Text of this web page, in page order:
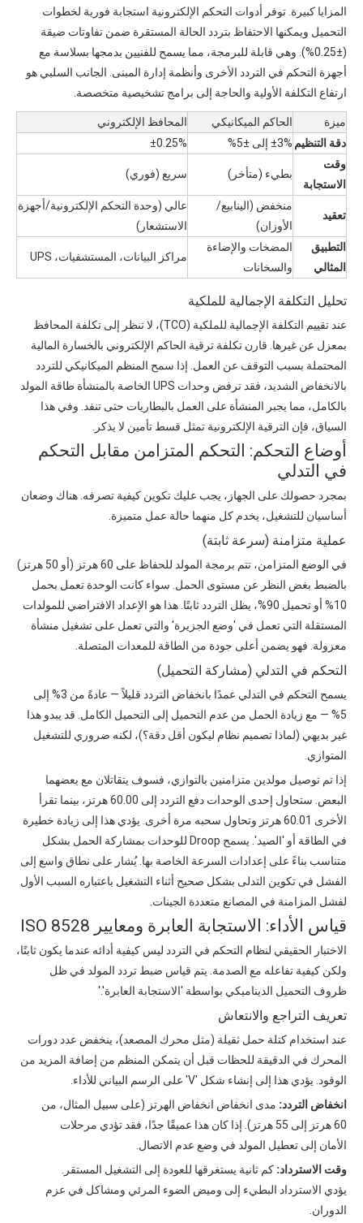
المزايا كبيرة. توفر أدوات التحكم الإلكترونية استجابة فورية لخطوات
التحميل ويمكنها الاحتفاظ بتردد الحالة المستقرة ضمن تفاوتات ضيقة
(±0.25%). وهي قابلة للبرمجة، مما يسمح للفنيين بدمجها بسلاسة مع
أجهزة التحكم في التردد الأخرى وأنظمة إدارة المبنى. الجانب السلبي هو
ارتفاع التكلفة الأولية والحاجة إلى برامج تشخيصية متخصصة.
ميزة الحاكم الميكانيكي
المحافظ الإلكتروني
دقة التنظيم ±3% إلى ±5%
±0.25%
وقت
الاستجابة
بطيء (متأخر) سريع (فوري)
تعقيد
منخفض (الينابيع/
الأوزان)
عالي (وحدة التحكم الإلكترونية/أجهزة
الاستشعار)
التطبيق
المثالي
المضخات والإضاءة
والسخانات
مراكز البيانات، المستشفيات، UPS
تحليل التكلفة الإجمالية للملكية
عند تقييم التكلفة الإجمالية للملكية (TCO)، لا تنظر إلى تكلفة المحافظ
بمعزل عن غيرها. قارن تكلفة ترقية الحاكم الإلكتروني بالخسارة المالية
المحتملة بسبب التوقف عن العمل. إذا سمح المنظم الميكانيكي للتردد
بالانخفاض الشديد، فقد ترفض وحدات UPS الخاصة بالمنشأة طاقة المولد
بالكامل، مما يجبر المنشأة على العمل بالبطاريات حتى تنفد. وفي هذا
السياق، فإن الترقية الإلكترونية تمثل قسط تأمين لا يذكر.
أوضاع التحكم: التحكم المتزامن مقابل التحكم
في التدلي
بمجرد حصولك على الجهاز، يجب عليك تكوين كيفية تصرفه. هناك وضعان
أساسيان للتشغيل، يخدم كل منهما حالة عمل متميزة.
عملية متزامنة (سرعة ثابتة)
في الوضع المتزامن، تتم برمجة المولد للحفاظ على 60 هرتز (أو 50 هرتز)
بالضبط بغض النظر عن مستوى الحمل. سواء كانت الوحدة تعمل بحمل
10% أو تحميل 90%، يظل التردد ثابتًا. هذا هو الإعداد الافتراضي للمولدات
المستقلة التي تعمل في 'وضع الجزيرة' والتي تعمل على تشغيل منشأة
معزولة. فهو يضمن أعلى جودة من الطاقة للمعدات المتصلة.
التحكم في التدلي (مشاركة التحميل)
يسمح التحكم في التدلي عمدًا بانخفاض التردد قليلاً — عادةً من 3% إلى
5% — مع زيادة الحمل من عدم التحميل إلى التحميل الكامل. قد يبدو هذا
غير بديهي (لماذا تصميم نظام ليكون أقل دقة؟)، لكنه ضروري للتشغيل
المتوازي.
إذا تم توصيل مولدين متزامنين بالتوازي، فسوف يتقاتلان مع بعضهما
البعض. ستحاول إحدى الوحدات دفع التردد إلى 60.00 هرتز، بينما تقرأ
الأخرى 60.01 هرتز وتحاول سحبه مرة أخرى. يؤدي هذا إلى زيادة خطيرة
في الطاقة أو 'الصيد'. يسمح Droop للوحدات بمشاركة الحمل بشكل
متناسب بناءً على إعدادات السرعة الخاصة بها. يُشار على نطاق واسع إلى
الفشل في تكوين التدلى بشكل صحيح أثناء التشغيل باعتباره السبب الأول
لفشل المزامنة في المصانع متعددة الجينات.
قياس الأداء: الاستجابة العابرة ومعايير ISO 8528
الاختبار الحقيقي لنظام التحكم في التردد ليس كيفية أدائه عندما يكون ثابتًا،
ولكن كيفية تفاعله مع الصدمة. يتم قياس ضبط تردد المولد في ظل
ظروف التحميل الديناميكي بواسطة 'الاستجابة العابرة'.'
تعريف التراجع والانتعاش
عند استخدام كتلة حمل ثقيلة (مثل محرك المصعد)، ينخفض ​​عدد دورات
المحرك في الدقيقة للحظات قبل أن يتمكن المنظم من إضافة المزيد من
الوقود. يؤدي هذا إلى إنشاء شكل 'V' على الرسم البياني للأداء.
انخفاض التردد: مدى انخفاض انخفاض الهرتز (على سبيل المثال، من
60 هرتز إلى 55 هرتز). إذا كان هذا عميقًا جدًا، فقد تؤدي مرحلات
الأمان إلى تعطيل المولد في وضع عدم الاتصال.
وقت الاسترداد: كم ثانية يستغرقها للعودة إلى التشغيل المستقر.
يؤدي الاسترداد البطيء إلى وميض الضوء المرئي ومشاكل في عزم
الدوران.